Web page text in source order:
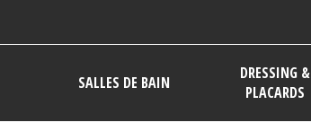
SALLES DE BAIN
DRESSING &
PLACARDS